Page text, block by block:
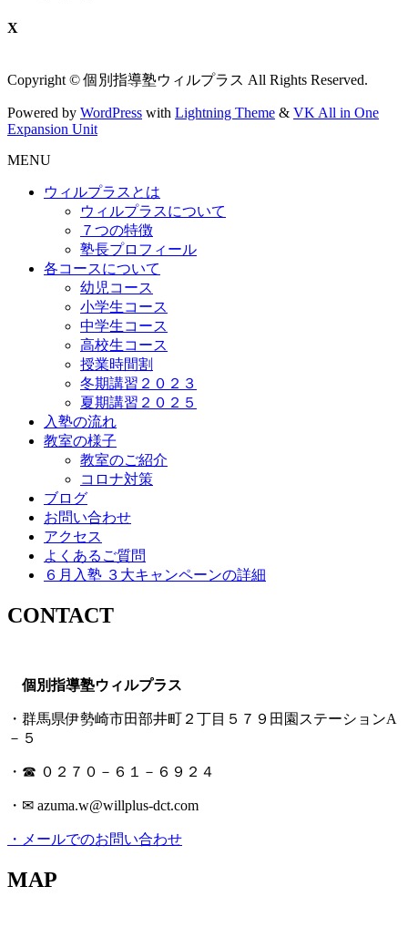
X
Copyright © 個別指導塾ウィルプラス All Rights Reserved.
Powered by WordPress with Lightning Theme & VK All in One
Expansion Unit
MENU
ウィルプラスとは
ウィルプラスについて
７つの特徴
塾長プロフィール
各コースについて
幼児コース
小学生コース
中学生コース
高校生コース
授業時間割
冬期講習２０２３
夏期講習２０２５
入塾の流れ
教室の様子
教室のご紹介
コロナ対策
ブログ
お問い合わせ
アクセス
よくあるご質問
６月入塾 ３大キャンペーンの詳細
CONTACT
個別指導塾ウィルプラス
・群馬県伊勢崎市田部井町２丁目５７９田園ステーションA
－５
・☎ ０２７０－６１－６９２４
・✉ azuma.w@willplus-dct.com
・メールでのお問い合わせ
MAP